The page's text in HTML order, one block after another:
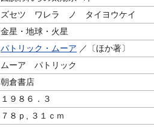
ズセツ ワレラ ノ タイヨウケイ
金星・地球・火星
パトリック・ムーア ／〔ほか著〕
ムーア パトリック
朝倉書店
１９８６．３
７８ｐ, ３１ｃｍ